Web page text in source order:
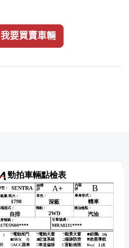
我要買賣車輛